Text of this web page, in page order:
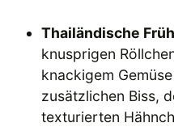
Thailändische
knusprigen
knackigem
zusätzlichen Biss,
texturierten